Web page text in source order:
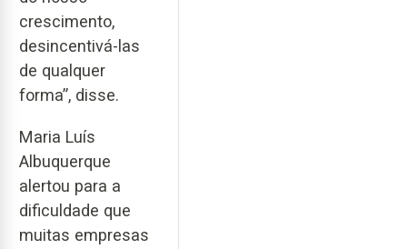
crescimento,
desincentivá-las
de qualquer
forma”, disse.
Maria Luís
Albuquerque
alertou para a
dificuldade que
muitas empresas